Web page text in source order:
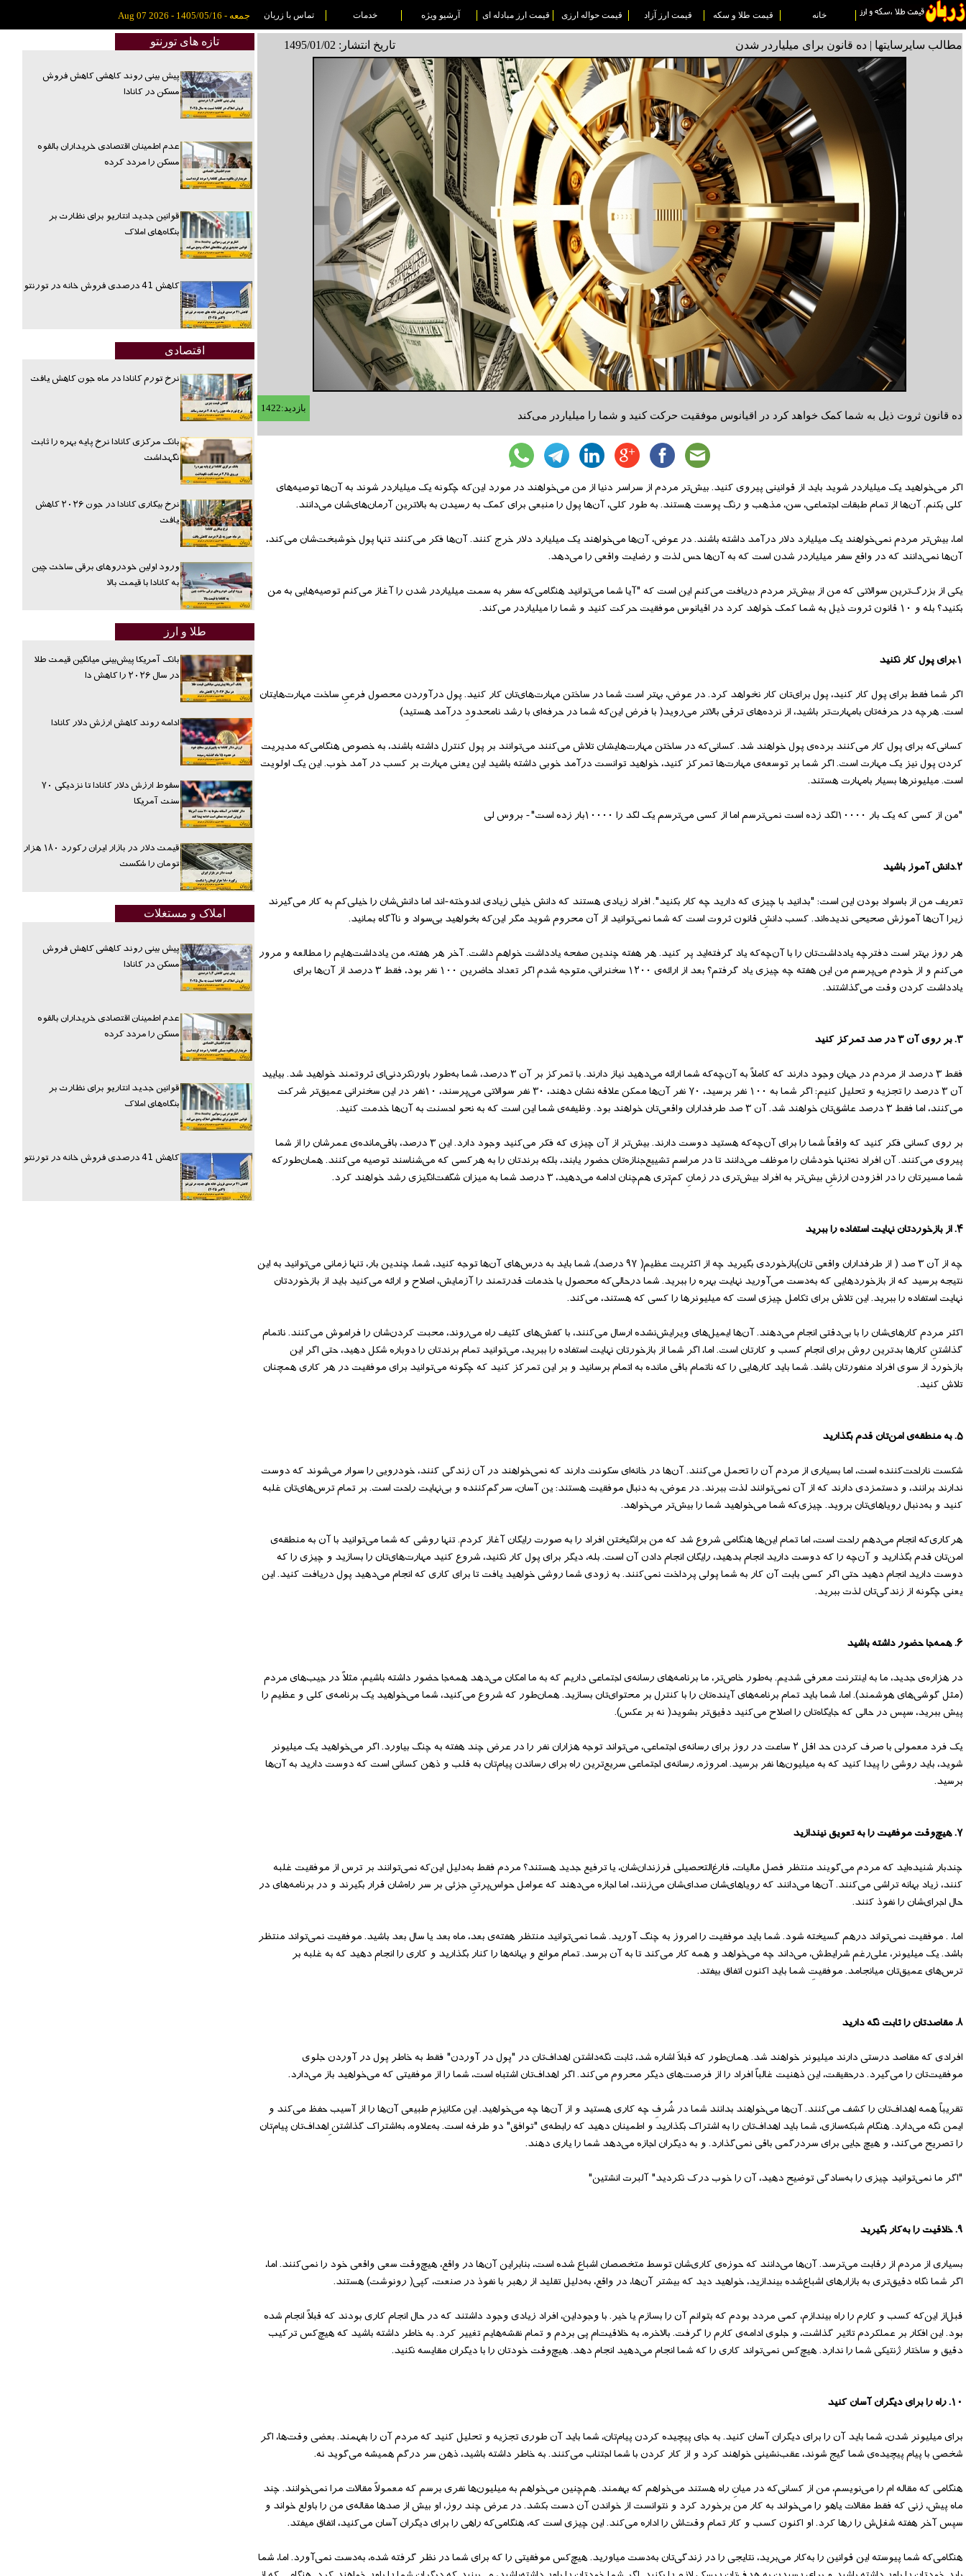
خانه قیمت طلا و سکه قیمت ارز آزاد قیمت حواله ارزی قیمت ارز مبادله ای آرشیو ویژه خدمات تماس با زربان جمعه - 1405/05/16 - Aug 07 2026
مطالب سایرسایتها | ده قانون برای میلیاردر شدن تاریخ انتشار: 1495/01/02
ده قانون ثروت ذیل به شما کمک خواهد کرد در اقیانوس موفقیت حرکت کنید و شما را میلیاردر می‌‌کند
بازدید:1422
اگر می‌‌خواهید یک میلیاردر شوید باید از قوانینی پیروی کنید. بیش‌‌تر مردم از سراسر دنیا از من می‌‌خواهند در مورد این‌‌که چگونه یک میلیاردر شوند به آن‌‌ها توصیه‌‌های
کلی بکنم. آن‌‌ها از تمام طبقات اجتماعی، سن، مذهب و رنگ پوست هستند. به طور کلی، آن‌‌ها پول را منبعی برای کمک به رسیدن به بالاترین آرمان‌‌های‌شان می‌‌دانند.
اما، بیش‌‌تر مردم نمی‌‌خواهند یک میلیارد دلار درآمد داشته باشند. در عوض، آن‌‌ها می‌‌خواهند یک میلیارد دلار خرج کنند. آن‌‌ها فکر می‌‌کنند تنها پول خوشبخت‌‌شان می‌‌کند،
آن‌‌ها نمی‌‌دانند که در واقع سفر میلیاردر شدن است که به آن‌‌ها حس لذت و رضایت واقعی را می‌‌دهد.
یکی از بزرگ‌‌ترین سوالاتی که من از بیش‌‌تر مردم دریافت می‌‌کنم این است که "آیا شما می‌‌توانید هنگامی‌‌که سفر به سمت میلیاردر شدن را آغاز می‌‌کنم توصیه‌‌هایی به من
بکنید؟ بله و ۱۰ قانون ثروت ذیل به شما کمک خواهد کرد در اقیانوس موفقیت حرکت کنید و شما را میلیاردر می‌‌کند.
۱.برای پول کار نکنید
اگر شما فقط برای پول کار کنید، پول برای‌‌تان کار نخواهد کرد. در عوض، بهتر است شما در ساختن مهارت‌‌های‌‌تان کار کنید. پول درآوردن محصول فرعیِ ساخت مهارت‌‌هایتان
است. هرچه در حرفه‌‌تان بامهارت‌‌تر باشید، از نرده‌‌های ترقی بالاتر می‌‌روید( با فرض این‌‌که شما در حرفه‌‌ای با رشد نامحدودِ درآمد هستید)
کسانی‌‌که برای پول کار می‌‌کنند برده‌‌ی پول خواهند شد. کسانی‌‌که در ساختن مهارت‌‌هایشان تلاش می‌‌کنند می‌‌توانند بر پول کنترل داشته باشند، به خصوص هنگامی‌‌که مدیریت
کردن پول نیز یک مهارت است. اگر شما بر توسعه‌‌ی مهارت‌‌ها تمرکز کنید، خواهید توانست درآمد خوبی داشته باشید این یعنی مهارت بر کسب در آمد خوب. این یک اولویت
است. میلیونرها بسیار بامهارت هستند.
"من از کسی که یک بار ۱۰۰۰۰لگد زده است نمی‌ترسم اما از کسی می‌‌ترسم یک لگد را ۱۰۰۰۰بار زده است"- بروس لی
۲.دانش آموز باشید
تعریف من از باسواد بودن این است: "بدانید با چیزی که دارید چه کار بکنید". افراد زیادی هستند که دانش خیلی زیادی اندوخته-اند اما دانش‌‌شان را خیلی‌‌کم به کار می‌‌گیرند
زیرا آن‌‌ها آموزش صحیحی ندیده‌‌اند. کسب دانشِ قانون ثروت است که شما نمی‌‌توانید از آن محروم شوید مگر این‌‌که بخواهید بی‌‌سواد و ناآگاه بمانید.
هر روز بهتر است دفترچه یادداشت‌‌تان را با آن‌‌چه‌‌که یاد گرفته‌‌اید پر کنید. هر هفته چندین صفحه یادداشت خواهم داشت. آخر هر هفته، من یادداشت‌‌هایم را مطالعه و مرور
می‌‌کنم و از خودم می‌‌پرسم من این هفته چه چیزی یاد گرفتم؟ بعد از ارائه‌‌ی ۱۲۰۰ سخنرانی، متوجه شدم اگر تعداد حاضرین ۱۰۰ نفر بود، فقط ۳ درصد از آن‌‌ها برای
یادداشت کردن وقت می‌‌گذاشتند.
۳. بر روی آن ۳ در صد تمرکز کنید
فقط ۳ درصد از مردم در جهان وجود دارند که کاملاً به آن‌‌چه‌‌که شما ارائه می‌‌دهید نیاز دارند. با تمرکز بر آن ۳ درصد، شما به‌‌طور باورنکردنی‌‌ای ثروتمند خواهید شد. بیایید
آن ۳ درصد را تجزیه و تحلیل کنیم: اگر شما به ۱۰۰ نفر برسید، ۷۰ نفر آن‌‌ها ممکن علاقه نشان دهند، ۳۰ نفر سوالاتی می‌‌پرسند، ۱۰نفر در این سخنرانی عمیق‌‌تر شرکت
می‌‌کنند، اما فقط ۳ درصد عاشق‌‌تان خواهند شد. آن‌‌ ۳ صد طرفداران واقعی‌‌تان خواهند بود. وظیفه‌‌ی شما این است که به نحو احسنت به آن‌‌ها خدمت کنید.
بر روی کسانی فکر کنید که واقعاً شما را برای آن‌‌چه‌‌که هستید دوست دارند. بیش‌‌تر از آن چیزی که فکر می‌‌کنید وجود دارد. این ۳ درصد، باقی‌‌مانده‌‌ی عمرشان را از شما
پیروی می‌‌کنند. آن افراد نه‌‌تنها خودشان را موظف می‌‌دانند تا در مراسم تشییع‌‌جنازه‌‌تان حضور یابند، بلکه برندتان را به هرکسی که می‌‌شناسند توصیه می‌‌کنند. همان‌‌طورکه
شما مسیرتان را در افزودن ارزشِ بیش‌‌تر به افراد بیش‌‌تری در زمانِ کم‌‌تری هم‌‌چنان ادامه می‌دهید، ۳ درصد شما به میزان شگفت‌‌انگیزی رشد خواهند کرد.
۴. از بازخوردتان نهایت استفاده را ببرید
چه از آن ۳ صد ( از طرفداران واقعی تان)بازخوردی بگیرید چه از اکثریت عظیم( ۹۷ درصد)، شما باید به درس‌‌های آن‌‌ها توجه کنید، شما، چندین بار، تنها زمانی می‌‌توانید به این
نتیجه برسید که از بازخوردهایی که به‌دست می‌‌آورید نهایت بهره را ببرید. شما درحالی‌‌که محصول یا خدمات قدرتمند را آزمایش، اصلاح و ارائه می‌‌کنید باید از بازخوردتان
نهایت استفاده را ببرید. این تلاش برای تکامل چیزی است که میلیونرها را کسی که هستند، می‌‌کند.
اکثر مردم کارهای‌‌شان را با بی‌‌دقتی انجام می‌‌دهند. آن‌‌ها ایمیل‌‌های ویرایش‌‌نشده ارسال می‌‌کنند، با کفش‌‌های کثیف راه می‌‌روند، محبت‌‌ کردن‌‌شان را فراموش می‌‌‌‌کنند. ناتمام
گذاشتنِ کارها بدترین روش برای انجام کسب و کارتان است. اما، اگر شما از بازخورتان نهایت استفاده را ببرید، می‌‌توانید تمام برندتان را دوباره شکل دهید، حتی اگر این
بازخورد از سوی افراد منفورتان باشد. شما باید کارهایی را که ناتمام باقی مانده به اتمام برسانید و بر این تمرکز کنید که چگونه می‌‌توانید برای موفقیت در هر کاری همچنان
تلاش کنید.
۵. به منطقه‌‌ی امن‌‌تان قدم بگذارید
شکست ناراحت‌‌کننده است، اما بسیاری از مردم آن را تحمل می‌‌کنند. آن‌‌ها در خانه‌‌ای سکونت دارند که نمی‌‌خواهند در آن زندگی کنند، خودرویی را سوار می‌‌‌‌شوند که دوست
ندارند برانند، و دستمزدی دارند که از آن نمی‌‌توانند لذت ببرند. در عوض، به دنبال موفقیت هستند: ین آسان، سرگم‌‌کننده و بی‌‌نهایت راحت است. بر تمام ترس‌‌های‌‌تان غلبه
کنید و به‌‌دنبال رویاهای‌‌تان بروید. چیزی‌‌که شما می‌‌خواهید شما را بیش‌‌تر می‌‌خواهد.
هرکاری‌‌که انجام می‌‌دهم راحت است، اما تمام این‌‌ها هنگامی شروع شد که من برانگیختن افراد را به صورت رایگان آغاز کردم. تنها روشی که شما می‌‌توانید با آن به منطقه‌‌ی
امن‌‌تان قدم بگذارید و آن‌‌چه را که دوست دارید انجام بدهید، رایگان انجام دادن آن است. بله، دیگر برای پول کار نکنید، شروع کنید مهارت‌‌های‌‌تان را بسازید و چیزی را که
دوست دارید انجام دهید حتی اگر کسی بابت آن کار به شما پولی پرداخت نمی‌‌کنند. به زودی شما روشی خواهید یافت تا برای کاری که انجام می‌‌دهید پول دریافت کنید. این
یعنی چگونه از زندگی‌‌تان لذت ببرید.
۶. همه‌‌جا حضور داشته باشید
در هزاره‌‌ی جدید، ما به اینترنت معرفی شدیم. به‌‌طور خاص‌‌تر، ما برنامه‌‌های رسانه‌‌ی اجتماعی داریم که به ما امکان می‌‌دهد همه‌‌جا حضور داشته باشیم، مثلاً در جیب‌‌های مردم
(مثل گوشی‌‌های هوشمند). اما، شما باید تمام برنامه‌‌های آینده‌‌تان را با کنترل بر محتوای‌‌تان بسازید. همان‌‌طور که شروع می‌‌کنید، شما می‌‌خواهید یک برنامه‌‌ی کلی و عظیم را
پیش ببرید، سپس در حالی که جایگاه‌‌تان را اصلاح می‌کنید دقیق‌‌تر بشوید( نه بر عکس).
یک فرد معمولی با صرف کردن حد اقل ۲ ساعت در روز برای رسانه‌‌ی اجتماعی، می‌‌تواند توجه هزاران نفر را در عرض چند هفته به چنگ بیاورد. اگر می‌‌خواهید یک میلیونر
شوید، باید روشی را پیدا کنید که به میلیون‌‌ها نفر برسید. امروزه، رسانه‌‌ی اجتماعی سریع‌‌ترین راه برای رساندن پیام‌‌تان به قلب و ذهن کسانی است که دوست دارید به آن‌‌ها
برسید.
۷. هیچ‌‌وقت موفقیت را به تعویق نیندازید
چندبار شنیده‌‌اید که مردم می‌‌گویند منتظر فصل مالیات، فارغ‌‌التحصیلی فرزندان‌‌شان، یا ترفیع جدید هستند؟ مردم فقط به‌‌دلیل این‌‌که نمی‌‌توانند بر ترس از موفقیت غلبه
کنند، زیاد بهانه تراشی می‌‌کنند. آن‌‌ها می‌‌دانند که رویاهای‌‌شان صدای‌‌شان می‌‌زنند، اما اجازه می‌دهند که عوامل حواس‌‌پرتیِ جزئی بر سر راه‌‌شان قرار بگیرند و در برنامه‌‌های در
حال اجرای‌‌شان را نفوذ کنند.
اما، . موفقیت نمی‌‌تواند در‌‌هم گسیخته شود. شما باید موفقیت را امروز به چنگ آورید. شما نمی‌‌توانید منتظر هفته‌‌ی بعد، ماه بعد یا سال بعد باشید. موفقیت نمی‌‌تواند منتظر
باشد. یک میلیونر، علی‌‌رغم شرایط‌‌ش، می‌‌داند چه می‌‌خواهد و همه کار می‌‌کند تا به آن برسد. تمام موانع و بهانه‌‌ها را کنار بگذارید و کاری را انجام دهید که به غلبه بر
ترس‌‌های عمیق‌‌تان میانجامد. موفقیتِ شما باید اکنون اتفاق بیفتد.
۸. مقاصدتان را ثابت نگه دارید
افرادی که مقاصد درستی دارند میلیونر خواهند شد. همان‌‌طور که قبلاَ اشاره شد، ثابت نگه‌‌داشتن اهداف‌‌تان در "پول در آوردن" فقط به خاطر پول در آوردن جلوی
موفقیت‌‌تان را می‌‌گیرد. درحقیقت، این ذهنیت غالباً افراد را از فرصت‌‌های دیگر محروم می‌‌کند. اگر اهداف‌‌تان اشتباه است، شما را از موفقیتی که می‌‌خواهید باز می‌‌دارد.
تقریباً همه اهداف‌‌تان را کشف می‌‌کنند. آن‌‌ها می‌‌خواهند بدانند شما در شُرفِ چه کاری هستید و از آن‌‌ها چه می‌‌خواهید. این مکانیزم طبیعی آن‌‌ها را از آسیب حفظ می‌‌کند و
ایمن نگه می‌‌دارد. هنگام شبکه‌‌سازی، شما باید اهداف‌‌تان را به اشتراک بگذارید و اطمینان دهید که رابطه‌‌ی "توافق" دو طرفه است. به‌‌علاوه، به‌‌اشتراک گذاشتن ِاهداف‌‌تان پیام‌‌تان
را تصریح می‌‌کند، و هیچ جایی برای سردرگمی باقی نمی‌‌گذارد. و به دیگران اجازه می‌‌دهد شما را یاری دهند.
"اگر ما نمی‌‌توانید چیزی را به‌‌سادگی توضیح دهید، آن را خوب درک نکردید" آلبرت انشتین"
۹. خلاقیت را به‌‌کار بگیرید
بسیاری از مردم از رقابت می‌‌ترسد. آن‌‌ها می‌‌دانند که حوزه‌‌ی کاری‌‌شان توسط متخصصان اشباع شده است، بنابراین آن‌‌ها در واقع، هیچ‌‌وقت سعی واقعی خود را نمی‌‌کنند. اما،
اگر شما نگاه دقیق‌‌تری به بازارهای اشباع‌‌شده بیندازید، خواهید دید که بیشتر آن‌‌ها، در واقع، به‌‌دلیل تقلید از رهبر با نفوذ در صنعت، کپی( رونوشت) هستند.
قبل‌‌از این‌‌که کسب و کارم را راه بیندازم، کمی مردد بودم که بتوانم آن را بسازم یا خیر. با وجود‌‌این، افراد زیادی وجود داشتند که در حال انجام کاری بودند که قبلاً انجام شده
بود. این افکار بر عملکردم تاثیر گذاشت، و جلوی ادامه‌‌ی کارم را گرفت. بالاخره، به خلاقیت‌‌ام پی بردم و تمام نقشه‌‌هایم تغییر کرد. به خاطر داشته باشید که هیچ‌‌کس ترکیب
دقیق و ساختار ژنتیکی شما را ندارد. هیچ‌‌کس نمی‌‌تواند کاری را که شما انجام می‌‌دهید انجام دهد. هیچ‌‌وقت خودتان را با دیگران مقایسه نکنید.
۱۰. راه را برای دیگران آسان کنید
برای میلیونر شدن، شما باید آن را برای دیگران آسان کنید. به جای پیچیده کردن پیام‌‌تان، شما باید آن طوری تجزیه و تحلیل کنید که مردم آن را بفهمند. بعضی وقت‌‌ها، اگر
شخصی با پیام پیچیده‌‌ی شما گیج شوند، عقب‌‌نشینی خواهند کرد و از کار کردن با شما اجتناب می‌‌کنند. به خاطر داشته باشید، ذهن سر درگم همیشه می‌‌گوید نه.
هنگامی که مقاله ام را می‌نویسم، من از کسانی‌‌که در میانِ راه هستند می‌‌خواهم که بهفمند. هم‌‌چنین می‌‌خواهم به میلیون‌‌ها نفری برسم که معمولاً مقالات مرا نمی‌‌خوانند. چند
ماه پیش، زنی که فقط مقالات یاهو را می‌‌خواند به کار من برخورد کرد و نتوانست از خواندن آن دست بکشد. در عرض چند روز، او بیش از صدها مقاله‌‌ی من را با‌‌ولع خواند و
سپس آخر هفته شغل‌‌ش را رها کرد. او اکنون کسب و کار تمام وقت‌‌اش را اداره می‌‌کند. این چیزی است که، هنگامی‌‌که راهی را برای دیگران آسان می‌‌کنید، اتفاق میفتد.
هنگامی‌‌که شما پیوسته این قوانین را به‌‌کار می‌‌برید، نتایجی را در زندگی‌‌تان به‌دست میاورید. هیچ‌‌کس موفقیتی را که برای شما در نظر گرفته شده، به‌‌دست نمی‌‌آورد. اما، شما
تازه های تورنتو
پیش بینی روند کاهشی کاهش فروش
مسکن در کانادا
عدم اطمینان اقتصادی خریداران بالقوه
مسکن را مردد کرده
قوانین جدید انتاریو برای نظارت بر
بنگاه‌های املاک
کاهش 41 درصدی فروش خانه در تورنتو
اقتصادی
نرخ تورم کانادا در ماه جون کاهش یافت
بانک مرکزی کانادا نرخ پایه بهره را ثابت
نگهداشت
نرخ بیکاری کانادا در جون ۲۰۲۶ کاهش
یافت
ورود اولین خودروهای برقی ساخت چین
به کانادا با قیمت بالا
طلا و ارز
بانک آمریکا پیش‌بینی میانگین قیمت طلا
در سال ۲۰۲۶ را کاهش دا
ادامه روند کاهش ارزش دلار کانادا
سقوط ارزش دلار کانادا تا نزدیکی ۷۰
سنت آمریکا
قیمت دلار در بازار ایران رکورد ۱۸۰ هزار
تومان را شکست
املاک و مستغلات
پیش بینی روند کاهشی کاهش فروش
مسکن در کانادا
عدم اطمینان اقتصادی خریداران بالقوه
مسکن را مردد کرده
قوانین جدید انتاریو برای نظارت بر
بنگاه‌های املاک
کاهش 41 درصدی فروش خانه در تورنتو